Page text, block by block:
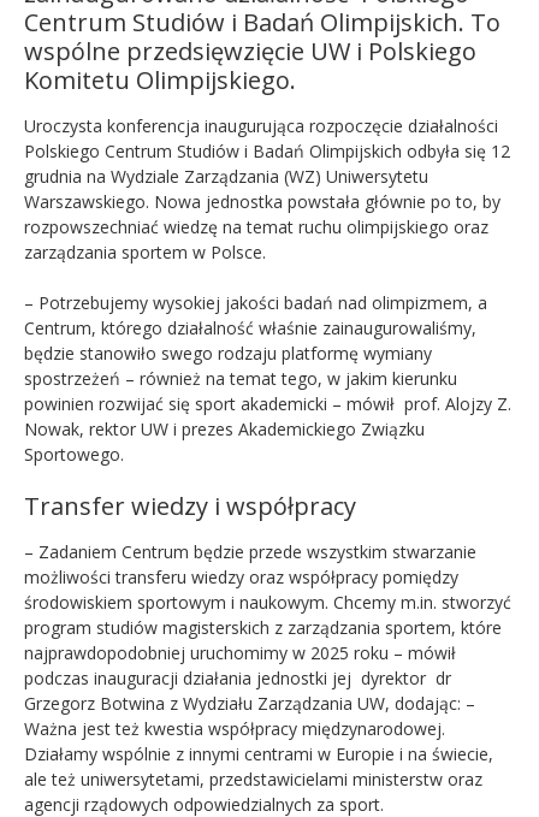
Centrum Studiów i Badań Olimpijskich. To
wspólne przedsięwzięcie UW i Polskiego
Komitetu Olimpijskiego.
Uroczysta konferencja inaugurująca rozpoczęcie działalności
Polskiego Centrum Studiów i Badań Olimpijskich odbyła się 12
grudnia na Wydziale Zarządzania (WZ) Uniwersytetu
Warszawskiego. Nowa jednostka powstała głównie po to, by
rozpowszechniać wiedzę na temat ruchu olimpijskiego oraz
zarządzania sportem w Polsce.
– Potrzebujemy wysokiej jakości badań nad olimpizmem, a
Centrum, którego działalność właśnie zainaugurowaliśmy,
będzie stanowiło swego rodzaju platformę wymiany
spostrzeżeń – również na temat tego, w jakim kierunku
powinien rozwijać się sport akademicki – mówił prof. Alojzy Z.
Nowak, rektor UW i prezes Akademickiego Związku
Sportowego.
Transfer wiedzy i współpracy
– Zadaniem Centrum będzie przede wszystkim stwarzanie
możliwości transferu wiedzy oraz współpracy pomiędzy
środowiskiem sportowym i naukowym. Chcemy m.in. stworzyć
program studiów magisterskich z zarządzania sportem, które
najprawdopodobniej uruchomimy w 2025 roku – mówił
podczas inauguracji działania jednostki jej dyrektor dr
Grzegorz Botwina z Wydziału Zarządzania UW, dodając: –
Ważna jest też kwestia współpracy międzynarodowej.
Działamy wspólnie z innymi centrami w Europie i na świecie,
ale też uniwersytetami, przedstawicielami ministerstw oraz
agencji rządowych odpowiedzialnych za sport.